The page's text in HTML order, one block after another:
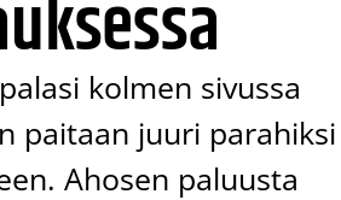
kolmen sivussa
paitaan juuri parahiksi
Ahosen paluusta